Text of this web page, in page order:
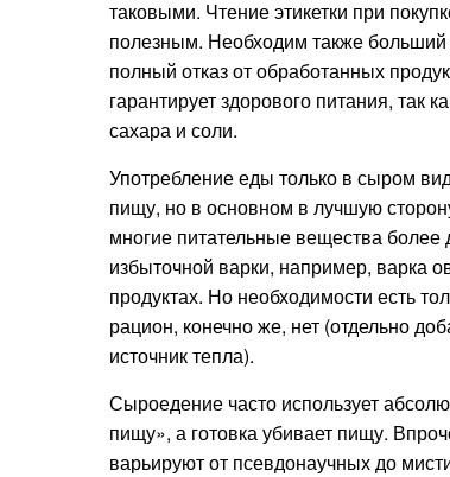
таковыми. Чтение этикетки при
полезным. Необходим также
полный отказ от обработанных
гарантирует здорового питания, так
сахара и соли.
Употребление еды только в сыром
пищу, но в основном в лучшую
многие питательные вещества
избыточной варки, например, варка
продуктах. Но необходимости есть
рацион, конечно же, нет (отдельно
источник тепла).
Сыроедение часто использует
пищу», а готовка убивает пищу.
варьируют от псевдонаучных до